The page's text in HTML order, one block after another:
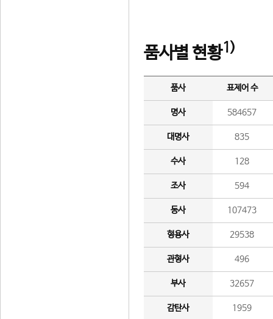
품사별 현황1)
품사 표제어 수
명사 584657
대명사 835
수사 128
조사 594
동사 107473
형용사 29538
관형사 496
부사 32657
감탄사 1959